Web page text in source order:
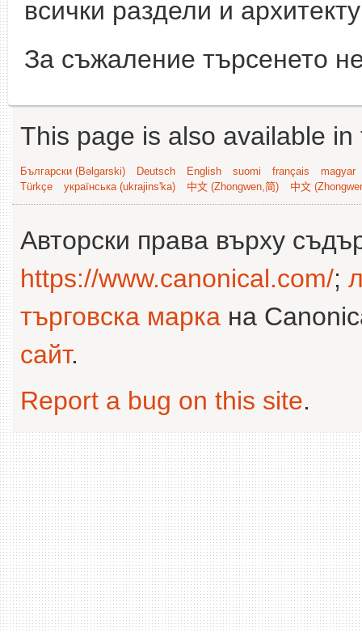
всички раздели и
За съжаление търсенето
This page is also available
Български (Bəlgarski) Deutsch English suomi français
magyar
Türkçe
українська (ukrajins'ka) 中文 (Zhongwen,简) 中文
Авторски права върху
https://www.canonical.com/;
търговска марка на
сайт.
Report a bug on this site.